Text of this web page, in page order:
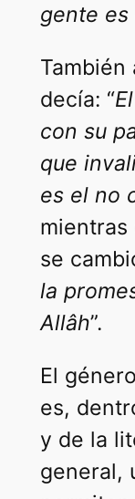
gente
También
decía: “
con su
que
es el no
mientras
se
la
Allâh”.
El
es,
y de la
general,